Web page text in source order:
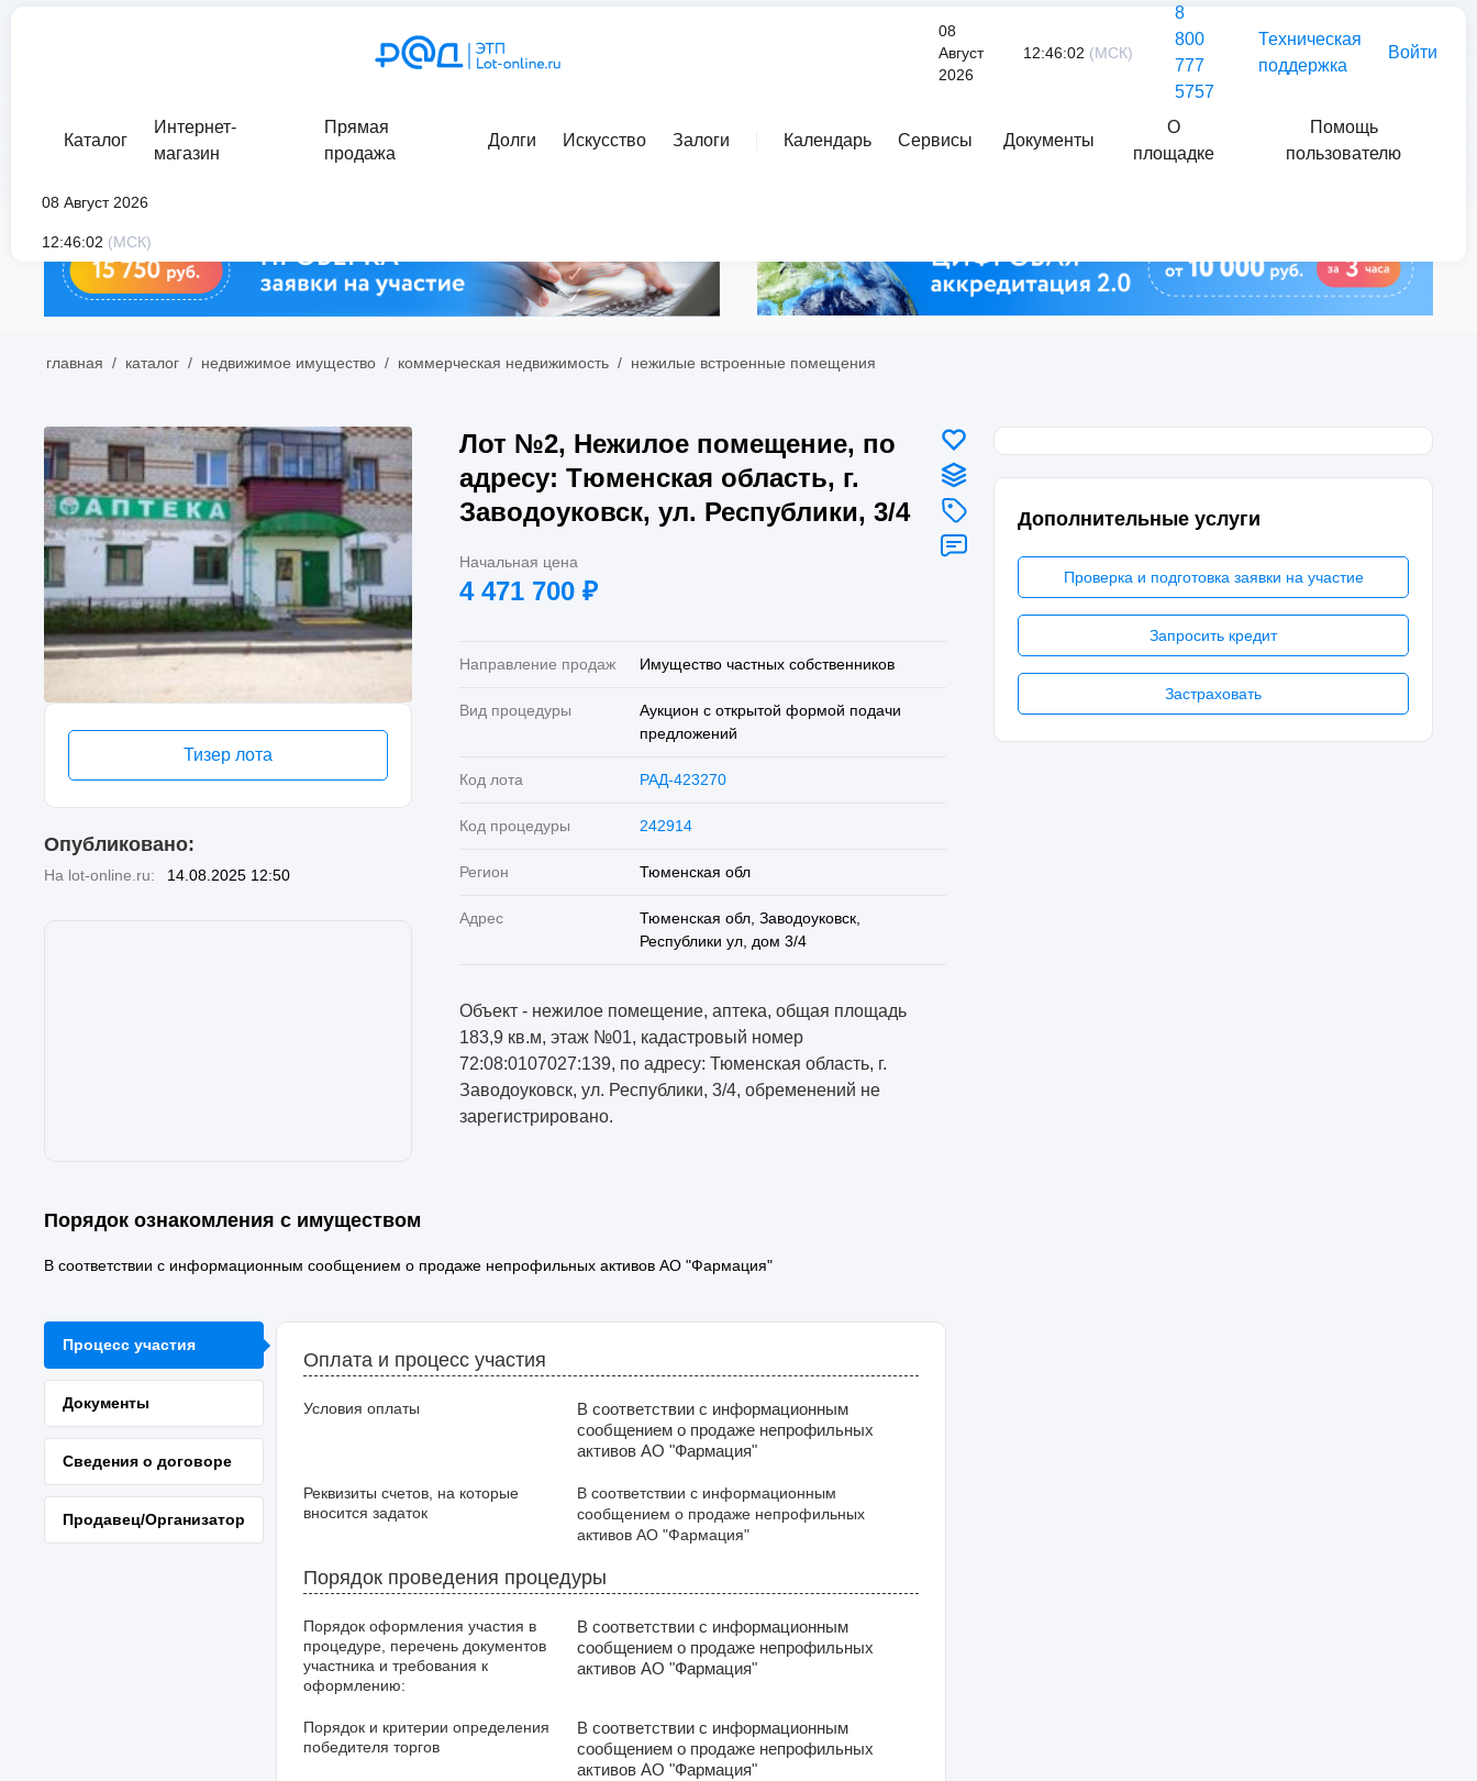
08
Август
2026
12:46:02 (МСК)
8
800
777
5757
Техническая
поддержка
Войти
Каталог
Интернет-
магазин
Прямая
продажа
Долги Искусство Залоги Календарь Сервисы Документы
О
площадке
Помощь
пользователю
08 Август 2026
12:46:02 (МСК)
главная / каталог / недвижимое имущество / коммерческая недвижимость / нежилые встроенные помещения
Дополнительные услуги
Проверка и подготовка заявки на участие
Запросить кредит
Застраховать
Тизер лота
Опубликовано:
На lot-online.ru: 14.08.2025 12:50
Лот №2, Нежилое помещение, по
адресу: Тюменская область, г.
Заводоуковск, ул. Республики, 3/4
Начальная цена
4 471 700 ₽
Направление продаж Имущество частных собственников
Вид процедуры
Аукцион с открытой формой подачи
предложений
Код лота РАД-423270
Код процедуры 242914
Регион Тюменская обл
Адрес
Тюменская обл, Заводоуковск,
Республики ул, дом 3/4
Объект - нежилое помещение, аптека, общая площадь
183,9 кв.м, этаж №01, кадастровый номер
72:08:0107027:139, по адресу: Тюменская область, г.
Заводоуковск, ул. Республики, 3/4, обременений не
зарегистрировано.
Порядок ознакомления с имуществом
В соответствии с информационным сообщением о продаже непрофильных активов АО "Фармация"
Процесс участия
Документы
Сведения о договоре
Продавец/Организатор
Оплата и процесс участия
Условия оплаты
В соответствии с информационным
сообщением о продаже непрофильных
активов АО "Фармация"
Реквизиты счетов, на которые
вносится задаток
В соответствии с информационным
сообщением о продаже непрофильных
активов АО "Фармация"
Порядок проведения процедуры
Порядок оформления участия в
процедуре, перечень документов
участника и требования к
оформлению:
В соответствии с информационным
сообщением о продаже непрофильных
активов АО "Фармация"
Порядок и критерии определения
победителя торгов
В соответствии с информационным
сообщением о продаже непрофильных
активов АО "Фармация"